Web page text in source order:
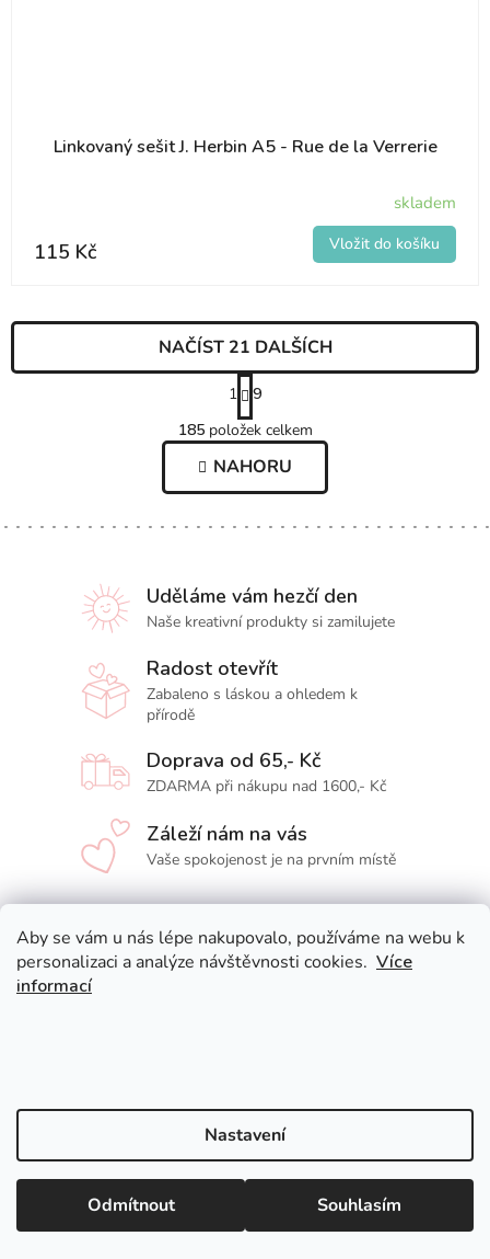
Aby se vám u nás lépe nakupovalo, používáme na webu k
personalizaci a analýze návštěvnosti cookies. Více
informací
Nastavení
Odmítnout Souhlasím
Linkovaný sešit J. Herbin A5 - Rue de la Verrerie
skladem
115 Kč
O
V
L
A
P
R
V
Y
V
I
S
NAČÍST 21 DALŠÍCH
S
t
r
á
k
v
á
í
1
9
185položek celkem
NAHORU
Uděláme vám hezčí den
Naše kreativní produkty si zamilujete
Radost otevřít
Zabaleno s láskou a ohledem k
přírodě
Doprava od 65,- Kč
ZDARMA při nákupu nad 1600,- Kč
Záleží nám na vás
Vaše spokojenost je na prvním místě